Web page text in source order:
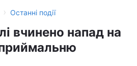
› Останні події
вчинено напад на